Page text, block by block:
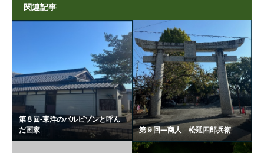
関連記事
第８回-東洋のバルビゾンと呼ん
だ画家
第９回―商人 松延四郎兵衛